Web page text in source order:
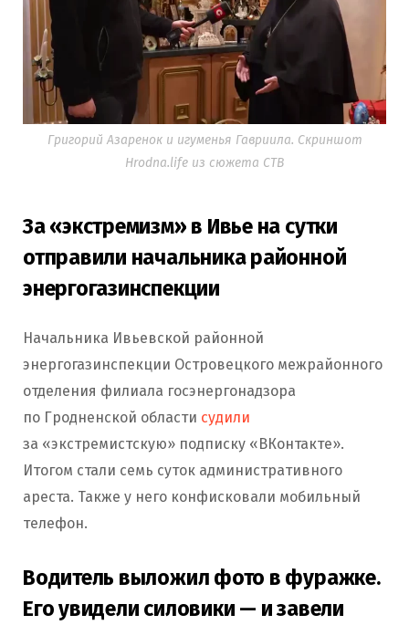
Григорий Азаренок и игуменья Гавриила. Скриншот
Hrodna.life из сюжета СТВ
За «экстремизм» в Ивье на сутки
отправили начальника районной
энергогазинспекции
Начальника Ивьевской районной
энергогазинспекции Островецкого межрайонного
отделения филиала госэнергонадзора
по Гродненской области судили
за «экстремистскую» подписку «ВКонтакте».
Итогом стали семь суток административного
ареста. Также у него конфисковали мобильный
телефон.
Водитель выложил фото в фуражке.
Его увидели силовики — и завели